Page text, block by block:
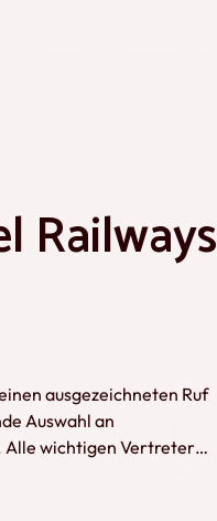
Railways
ausgezeichneten Ruf
Auswahl an
Alle wichtigen Vertreter